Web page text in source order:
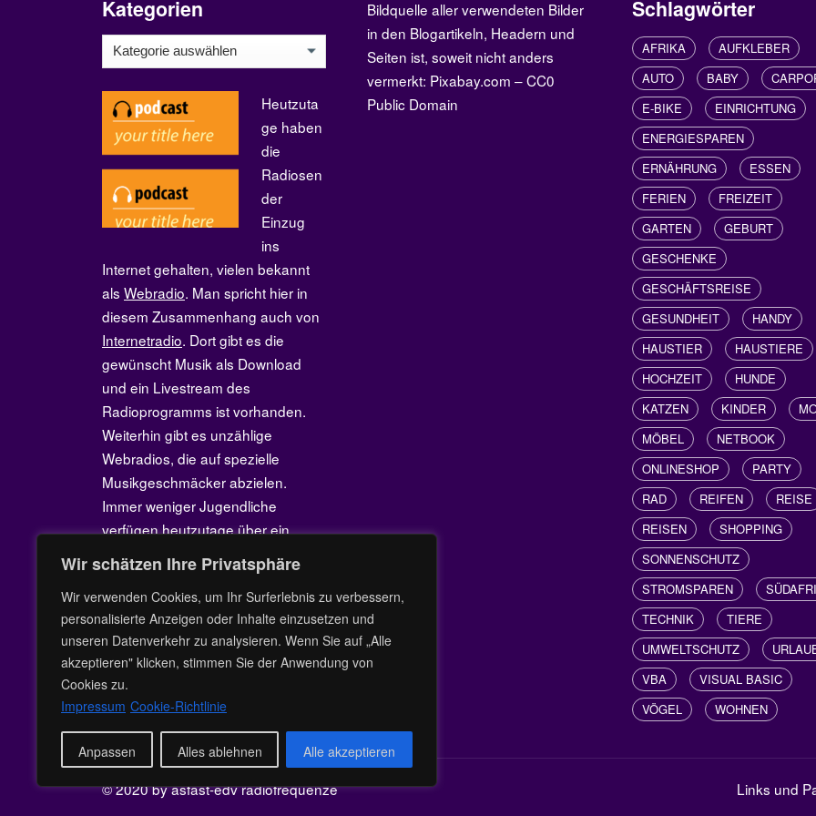
Wir schätzen Ihre Privatsphäre
Wir verwenden Cookies, um Ihr Surferlebnis zu verbessern,
personalisierte Anzeigen oder Inhalte einzusetzen und
unseren Datenverkehr zu analysieren. Wenn Sie auf „Alle
akzeptieren" klicken, stimmen Sie der Anwendung von
Cookies zu.
Impressum Cookie-Richtlinie
Anpassen Alles ablehnen Alle akzeptieren
Kategorien
Kategorien
Heutzuta
ge haben
die
Radiosen
der
Einzug
ins
Internet gehalten, vielen bekannt
als Webradio. Man spricht hier in
diesem Zusammenhang auch von
Internetradio. Dort gibt es die
gewünscht Musik als Download
und ein Livestream des
Radioprogramms ist vorhanden.
Weiterhin gibt es unzählige
Webradios, die auf spezielle
Musikgeschmäcker abzielen.
Immer weniger Jugendliche
verfügen heutzutage über ein
kann mittlerweile jedes beliebige
Musikstück auf dem PC oder
Smartphone auf Wunsch
abgerufen werden.
Bildquelle aller verwendeten Bilder
in den Blogartikeln, Headern und
Seiten ist, soweit nicht anders
vermerkt: Pixabay.com – CC0
Public Domain
Schlagwörter
AFRIKA
AUFKLEBER
AUTO
BABY
E-BIKE
EINRICHTUNG
ENERGIESPAREN
ERNÄHRUNG
ESSEN
FERIEN
FREIZEIT
GARTEN
GEBURT
GESCHENKE
GESCHÄFTSREISE
GESUNDHEIT
HANDY
HAUSTIER
HAUSTIERE
HOCHZEIT
HUNDE
KATZEN
KINDER
MÖBEL
NETBOOK
ONLINESHOP
PARTY
RAD
REIFEN
REISE
REISEN
SHOPPING
SONNENSCHUTZ
STROMSPAREN
TECHNIK
TIERE
UMWELTSCHUTZ
VBA
VISUAL BASIC
VÖGEL
WOHNEN
© 2020 by asfast-edvradiofrequenze Links und